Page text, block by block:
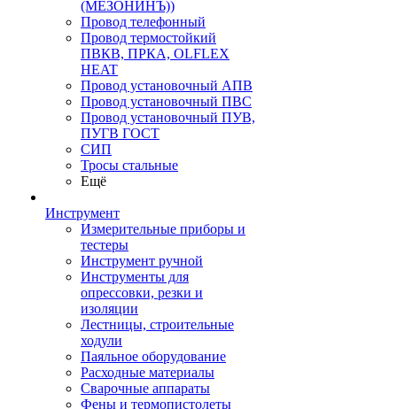
(МЕЗОНИНЪ))
Провод телефонный
Провод термостойкий
ПВКВ, ПРКА, OLFLEX
HEAT
Провод установочный АПВ
Провод установочный ПВС
Провод установочный ПУВ,
ПУГВ ГОСТ
СИП
Тросы стальные
Ещё
Инструмент
Измерительные приборы и
тестеры
Инструмент ручной
Инструменты для
опрессовки, резки и
изоляции
Лестницы, строительные
ходули
Паяльное оборудование
Расходные материалы
Сварочные аппараты
Фены и термопистолеты